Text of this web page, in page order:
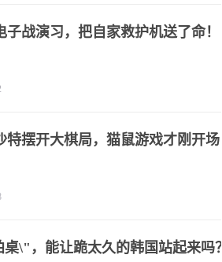
子战演习，把自家救护机送了命！
特摆开大棋局，猫鼠游戏才刚开场
\"，能让跪太久的韩国站起来吗？